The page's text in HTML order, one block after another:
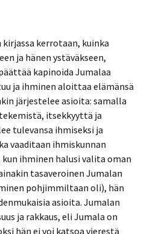
kirjassa kerrotaan, kuinka
ja hänen ystäväkseen,
kapinoida Jumalaa
ja ihminen aloittaa elämänsä
järjestelee asioita: samalla
itsekkyyttä ja
tulevansa ihmiseksi ja
vaaditaan ihmiskunnan
ihminen halusi valita oman
tasaveroinen Jumalan
pohjimmiltaan oli), hän
asioita. Jumalan
ja rakkaus, eli Jumala on
hän ei voi katsoa vierestä